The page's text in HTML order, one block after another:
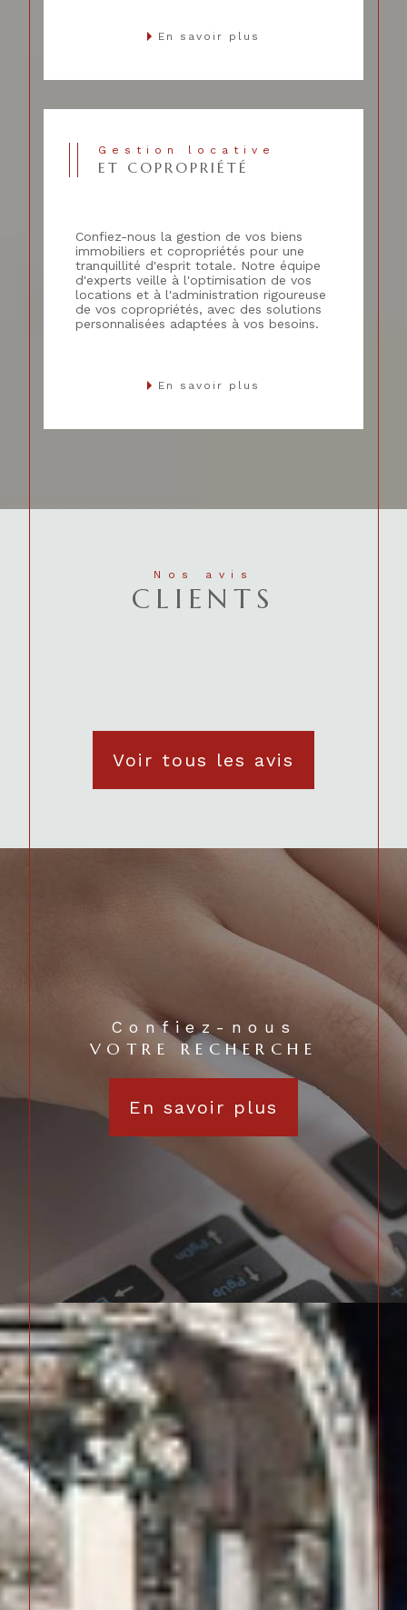
En savoir plus
Gestion locative
ET COPROPRIÉTÉ
Confiez-nous la gestion de vos biens
immobiliers et copropriétés pour une
tranquillité d'esprit totale. Notre équipe
d'experts veille à l'optimisation de vos
locations et à l'administration rigoureuse
de vos copropriétés, avec des solutions
personnalisées adaptées à vos besoins.
En savoir plus
Nos avis
CLIENTS
Voir tous les avis
Confiez-nous
VOTRE RECHERCHE
En savoir plus